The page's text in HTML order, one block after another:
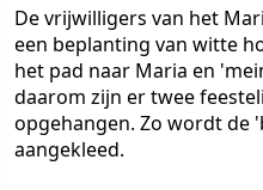
De vrijwilligers van het
een beplanting van witte
het pad naar Maria en
daarom zijn er twee
opgehangen. Zo wordt de
aangekleed.